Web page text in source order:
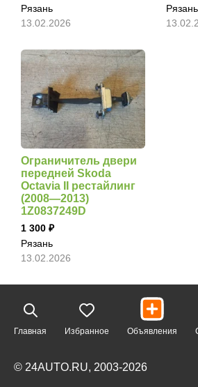
Рязань
13.02.2026
Рязань
Ограничитель двери
передней Skoda
Octavia II рестайлинг
(2008—2013)
1Z0837249D
1 300
Рязань
13.02.2026
Главная Избранное Объявления
© 24AUTO.RU, 2003-2026